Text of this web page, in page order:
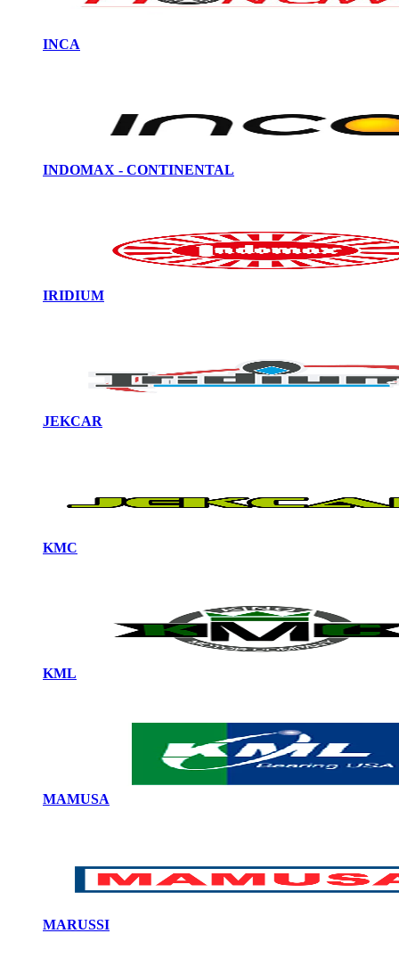
INCA
INDOMAX - CONTINENTAL
IRIDIUM
JEKCAR
KMC
KML
MAMUSA
MARUSSI